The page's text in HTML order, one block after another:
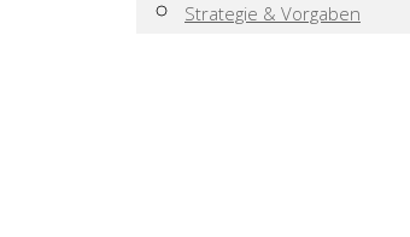
Strategie & Vorgaben